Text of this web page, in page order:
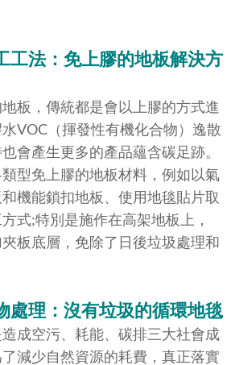
工法：免上膠的地板解決方
板，傳統都是會以上膠的方式進
VOC（揮發性有機化合物）逸散
會產生更多的產品蘊含碳足跡。
型免上膠的地板材料，例如以氣
機能鎖扣地板、使用地毯貼片取
式;特別是施作在高架地板上，
板底層，免除了日後垃圾處理和
處理：沒有垃圾的循環地毯
成空污、耗能、碳排三大社會成
減少自然資源的耗費，真正落實